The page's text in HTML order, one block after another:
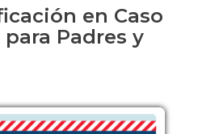
en Caso
Padres y